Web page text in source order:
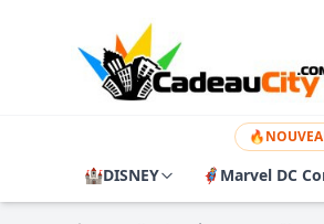
🔥
🏰DISNEY 🦸 Marvel DC